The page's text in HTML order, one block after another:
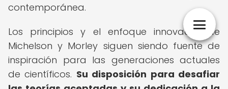
contemporánea.
Los principios y el enfoque innovador de
Michelson y Morley siguen siendo fuente de
inspiración para las generaciones actuales
de científicos. Su disposición para desafiar